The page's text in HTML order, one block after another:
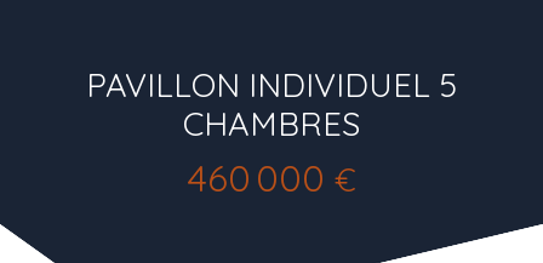
PAVILLON INDIVIDUEL 5
CHAMBRES
460 000 €